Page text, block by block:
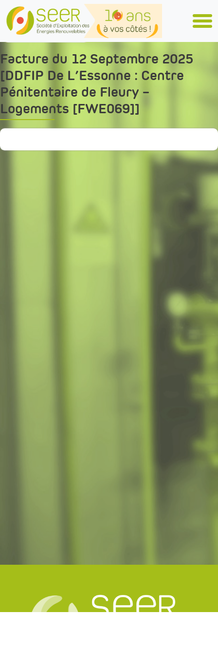
Skip to main content
Tous les articles
Facture du 12 Septembre 2025
[DDFIP De L’Essonne : Centre
Pénitentaire de Fleury –
Logements [FWE069]]